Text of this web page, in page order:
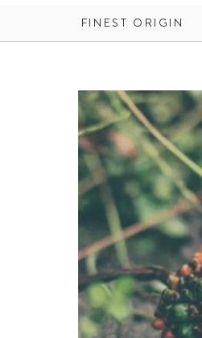
FINEST ORIGIN